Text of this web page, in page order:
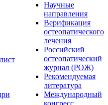
Научные
направления
Верификация
остеопатического
лечения
Российский
остеопатический
журнал (РОЖ)
Рекомендуемая
литература
Международный
конгресс